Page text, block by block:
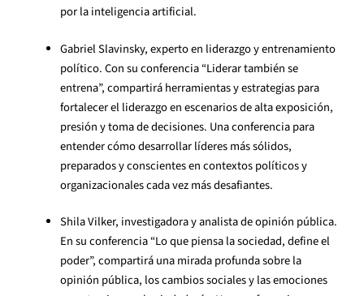
por la inteligencia artificial.
Gabriel Slavinsky, experto en liderazgo y entrenamiento
político. Con su conferencia “Liderar también se
entrena”, compartirá herramientas y estrategias para
fortalecer el liderazgo en escenarios de alta exposición,
presión y toma de decisiones. Una conferencia para
entender cómo desarrollar líderes más sólidos,
preparados y conscientes en contextos políticos y
organizacionales cada vez más desafiantes.
Shila Vilker, investigadora y analista de opinión pública.
En su conferencia “Lo que piensa la sociedad, define el
poder”, compartirá una mirada profunda sobre la
opinión pública, los cambios sociales y las emociones